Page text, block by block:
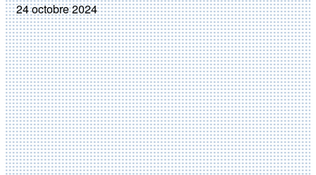
24 octobre 2024